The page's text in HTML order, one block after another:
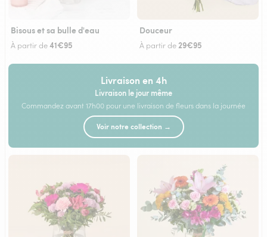
Bisous et sa bulle d'eau
À partir de41€95
Douceur
À partir de 29€95
Livraison en 4h
Livraison le jour même
Commandez avant 17h00 pour une livraison de fleurs dans la journée
Voir notre collection →